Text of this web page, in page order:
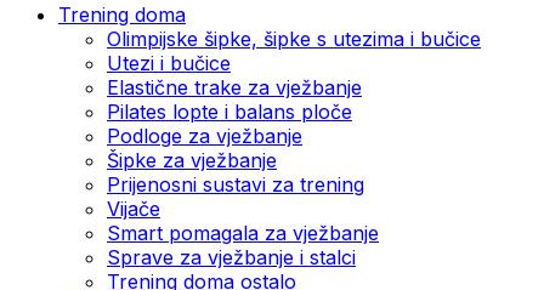
Trening doma
Olimpijske šipke, šipke s utezima i bučice
Utezi i bučice
Elastične trake za vježbanje
Pilates lopte i balans ploče
Podloge za vježbanje
Šipke za vježbanje
Prijenosni sustavi za trening
Vijače
Smart pomagala za vježbanje
Sprave za vježbanje i stalci
Trening doma ostalo